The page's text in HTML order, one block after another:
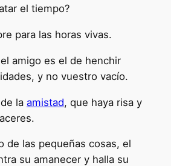
el tiempo?
para las horas vivas.
amigo es el de henchir
y no vuestro vacío.
la amistad, que haya risa y
de las pequeñas cosas, el
su amanecer y halla su